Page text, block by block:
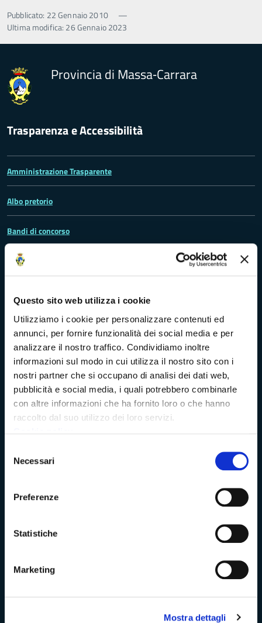
Questo sito web utilizza i cookie
Utilizziamo i cookie per personalizzare contenuti ed
annunci, per fornire funzionalità dei social media e per
analizzare il nostro traffico. Condividiamo inoltre
informazioni sul modo in cui utilizza il nostro sito con i
nostri partner che si occupano di analisi dei dati web,
pubblicità e social media, i quali potrebbero combinarle
con altre informazioni che ha fornito loro o che hanno
raccolto dal suo utilizzo dei loro servizi.
delNecessari
Preferenze
Statistiche
Marketing
Mostra dettagli
Pubblicato: 22 Gennaio 2010
—
Ultima modifica: 26 Gennaio 2023
Provincia di Massa‑Carrara
Trasparenza e Accessibilità
Amministrazione Trasparente
Albo pretorio
Bandi di concorso
Richieste di accesso
Dichiarazione di accessibilità
Vivere Massa-Carrara
Rete dei Musei, Terre dei Malaspina e delle Statue Stele
Turismo Massa-Cararara
La Provincia